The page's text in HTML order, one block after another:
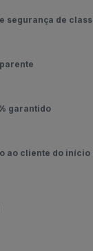
segurança de
garantido
ao cliente do início